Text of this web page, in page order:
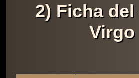
2) Ficha
Virgo